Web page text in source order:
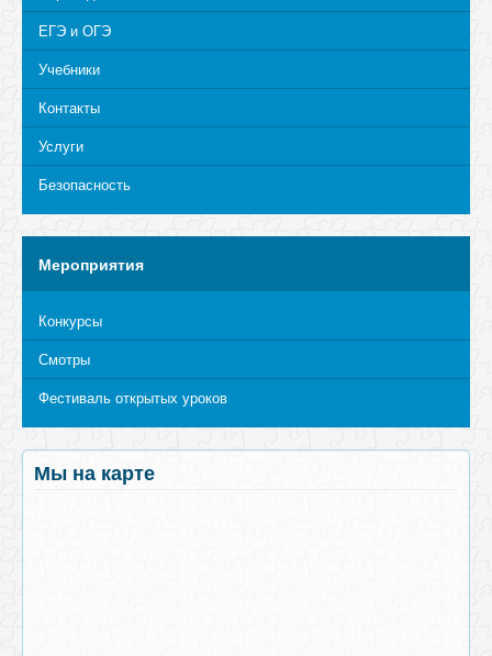
ЕГЭ и ОГЭ
Учебники
Контакты
Услуги
Безопасность
Мероприятия
Конкурсы
Смотры
Фестиваль открытых уроков
Мы на карте